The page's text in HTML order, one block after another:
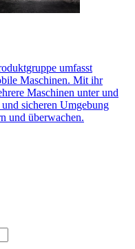
umfasst
Maschinen. Mit ihr
Maschinen unter und
sicheren Umgebung
und überwachen.